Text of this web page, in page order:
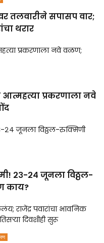
तलवारीने सपासप वार;
थरार
आत्महत्या प्रकरणाला नवे
२३-२४ जूनला विठ्ठल-
काय?